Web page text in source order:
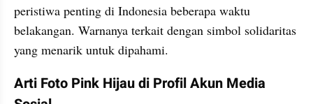
peristiwa penting di Indonesia beberapa waktu
belakangan. Warnanya terkait dengan simbol solidaritas
yang menarik untuk dipahami.
Arti Foto Pink Hijau di Profil Akun Media